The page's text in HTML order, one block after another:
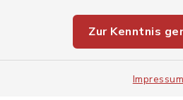
Zur Kenntnis
Impressum